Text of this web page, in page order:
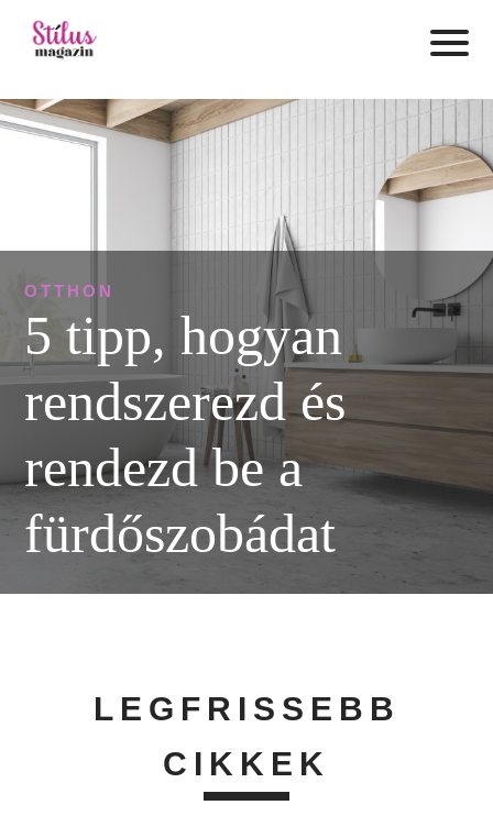
OTTHON
5 tipp, hogyan
rendszerezd és
rendezd be a
fürdőszobádat
LEGFRISSEBB
CIKKEK